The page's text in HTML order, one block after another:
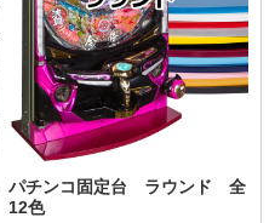
パチンコ固定台 ラウンド 全
12色